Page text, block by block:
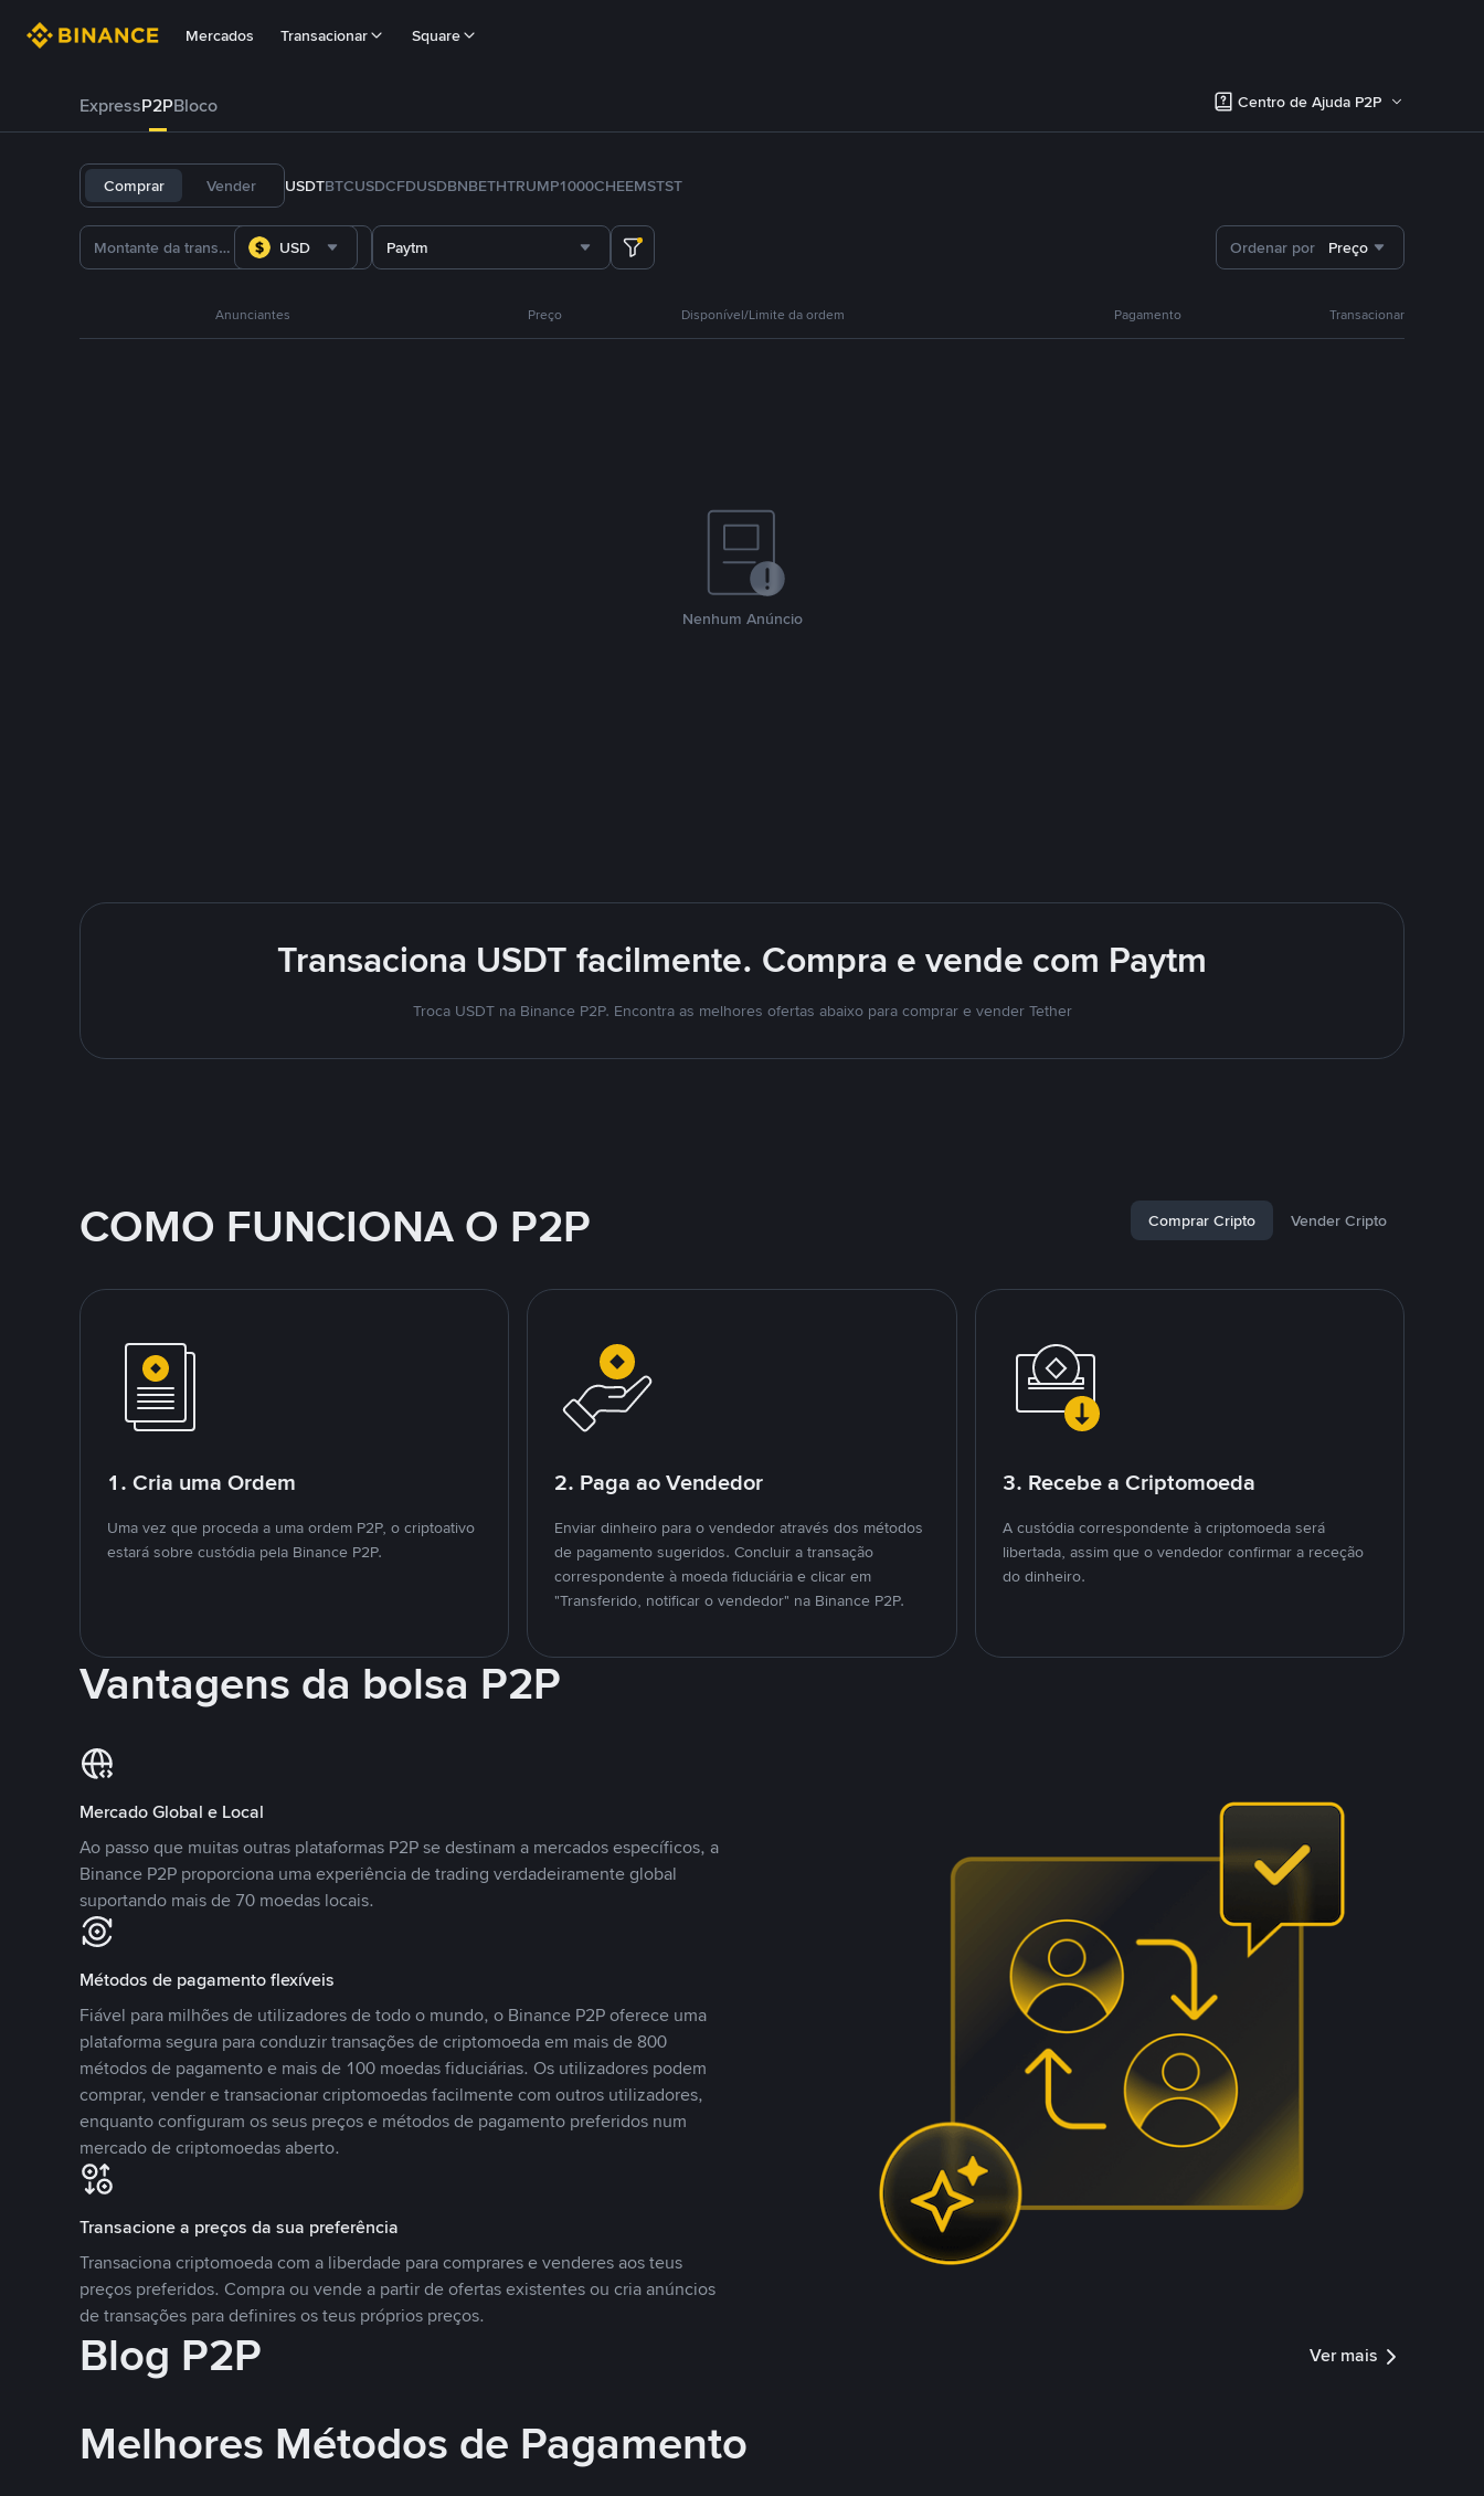
Mercados Transacionar Square
ExpressP2PBloco Centro de Ajuda P2P
Comprar Vender USDTBTCUSDCFDUSDBNBETHTRUMP1000CHEEMSTST
USD Paytm Ordenar por Preço
Anunciantes Preço Disponível/Limite da ordem Pagamento Transacionar
Nenhum Anúncio
Transaciona USDT facilmente. Compra e vende com Paytm
Troca USDT na Binance P2P. Encontra as melhores ofertas abaixo para comprar e vender Tether
COMO FUNCIONA O P2P Comprar Cripto Vender Cripto
1. Cria uma Ordem
Uma vez que proceda a uma ordem P2P, o criptoativo
estará sobre custódia pela Binance P2P.
2. Paga ao Vendedor
Enviar dinheiro para o vendedor através dos métodos
de pagamento sugeridos. Concluir a transação
correspondente à moeda fiduciária e clicar em
"Transferido, notificar o vendedor" na Binance P2P.
3. Recebe a Criptomoeda
A custódia correspondente à criptomoeda será
libertada, assim que o vendedor confirmar a receção
do dinheiro.
Vantagens da bolsa P2P
Mercado Global e Local
Ao passo que muitas outras plataformas P2P se destinam a mercados específicos, a
Binance P2P proporciona uma experiência de trading verdadeiramente global
suportando mais de 70 moedas locais.
Métodos de pagamento flexíveis
Fiável para milhões de utilizadores de todo o mundo, o Binance P2P oferece uma
plataforma segura para conduzir transações de criptomoeda em mais de 800
métodos de pagamento e mais de 100 moedas fiduciárias. Os utilizadores podem
comprar, vender e transacionar criptomoedas facilmente com outros utilizadores,
enquanto configuram os seus preços e métodos de pagamento preferidos num
mercado de criptomoedas aberto.
Transacione a preços da sua preferência
Transaciona criptomoeda com a liberdade para comprares e venderes aos teus
preços preferidos. Compra ou vende a partir de ofertas existentes ou cria anúncios
de transações para definires os teus próprios preços.
Blog P2P Ver mais
Melhores Métodos de Pagamento